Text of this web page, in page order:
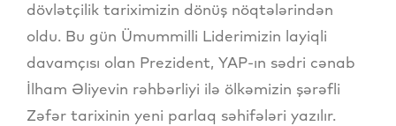
dövlətçilik tariximizin dönüş nöqtələrindən
oldu. Bu gün Ümummilli Liderimizin layiqli
davamçısı olan Prezident, YAP-ın sədri cənab
İlham Əliyevin rəhbərliyi ilə ölkəmizin şərəfli
Zəfər tarixinin yeni parlaq səhifələri yazılır.